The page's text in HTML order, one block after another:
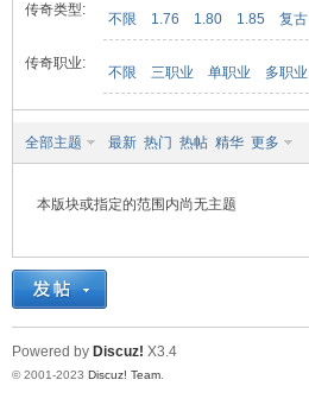
传奇类型:
不限 1.76 1.80 1.85 复古
传奇职业:
不限 三职业 单职业 多职业
全部主题 最新 热门 热帖 精华 更多
本版块或指定的范围内尚无主题
Powered by Discuz! X3.4
© 2001-2023 Discuz! Team.